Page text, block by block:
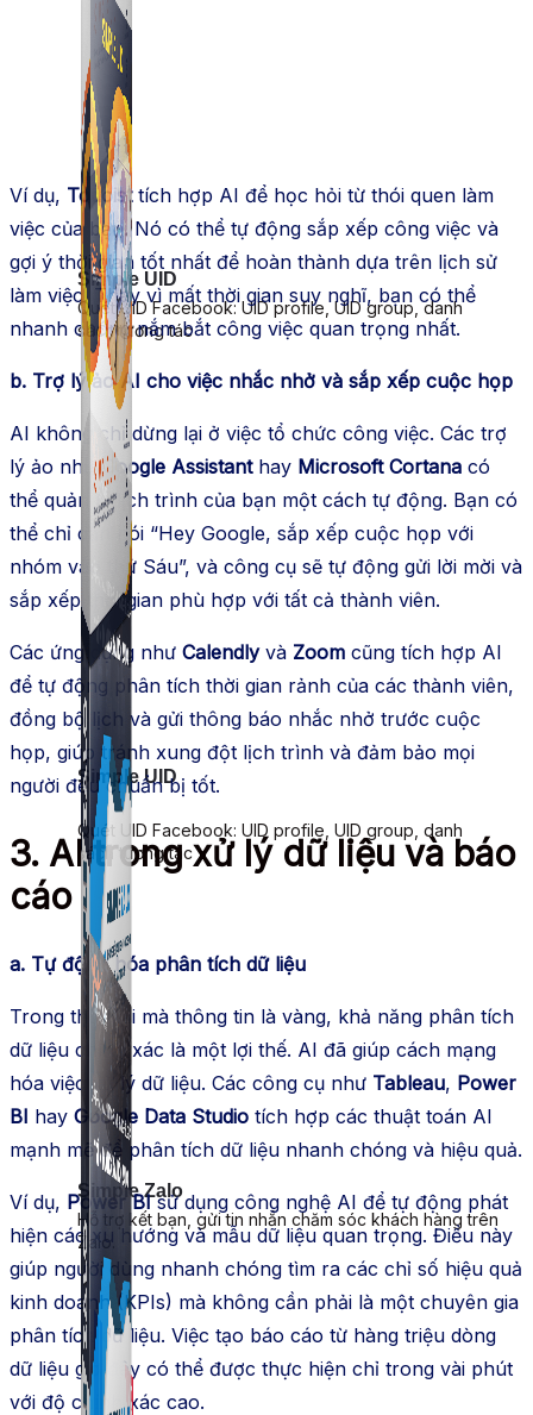
Simple UID
Quét UID Facebook: UID profile, UID group, danh
sách tương tác
Simple Zalo
Hỗ trợ kết bạn, gửi tin nhắn chăm sóc khách hàng trên
Zalo.
Simple UID
Quét UID Facebook: UID profile, UID group, danh
sách tương tác
Ví dụ, Todoisttích hợp AI để học hỏi từ thói quen làm
việc của bạn. Nó có thể tự động sắp xếp công việc và
gợi ý thời gian tốt nhất để hoàn thành dựa trên lịch sử
làm việc. Thay vì mất thời gian suy nghĩ, bạn có thể
nhanh chóng nắm bắt công việc quan trọng nhất.
b. Trợ lý ảo AI cho việc nhắc nhở và sắp xếp cuộc họp
AI không chỉ dừng lại ở việc tổ chức công việc. Các trợ
lý ảo nhưGoogle Assistanthay Microsoft Cortana có
thể quản lý lịch trình của bạn một cách tự động. Bạn có
thể chỉ cần nói “Hey Google, sắp xếp cuộc họp với
nhóm vào thứ Sáu”, và công cụ sẽ tự động gửi lời mời và
sắp xếp thời gian phù hợp với tất cả thành viên.
Các ứng dụng như Calendlyvà Zoom cũng tích hợp AI
để tự động phân tích thời gian rảnh của các thành viên,
đồng bộ lịch và gửi thông báo nhắc nhở trước cuộc
họp, giúp tránh xung đột lịch trình và đảm bảo mọi
người đều chuẩn bị tốt.
3. AI trong xử lý dữ liệu và báo
cáo
a. Tự động hóa phân tích dữ liệu
Trong thời đại mà thông tin là vàng, khả năng phân tích
dữ liệu chính xác là một lợi thế. AI đã giúp cách mạng
hóa việc xử lý dữ liệu. Các công cụ như Tableau, Power
BI hay Google Data Studio tích hợp các thuật toán AI
mạnh mẽ để phân tích dữ liệu nhanh chóng và hiệu quả.
Ví dụ, Power BIsử dụng công nghệ AI để tự động phát
hiện các xu hướng và mẫu dữ liệu quan trọng. Điều này
giúp người dùng nhanh chóng tìm ra các chỉ số hiệu quả
kinh doanh (KPIs) mà không cần phải là một chuyên gia
phân tích dữ liệu. Việc tạo báo cáo từ hàng triệu dòng
dữ liệu giờ đây có thể được thực hiện chỉ trong vài phút
với độ chính xác cao.